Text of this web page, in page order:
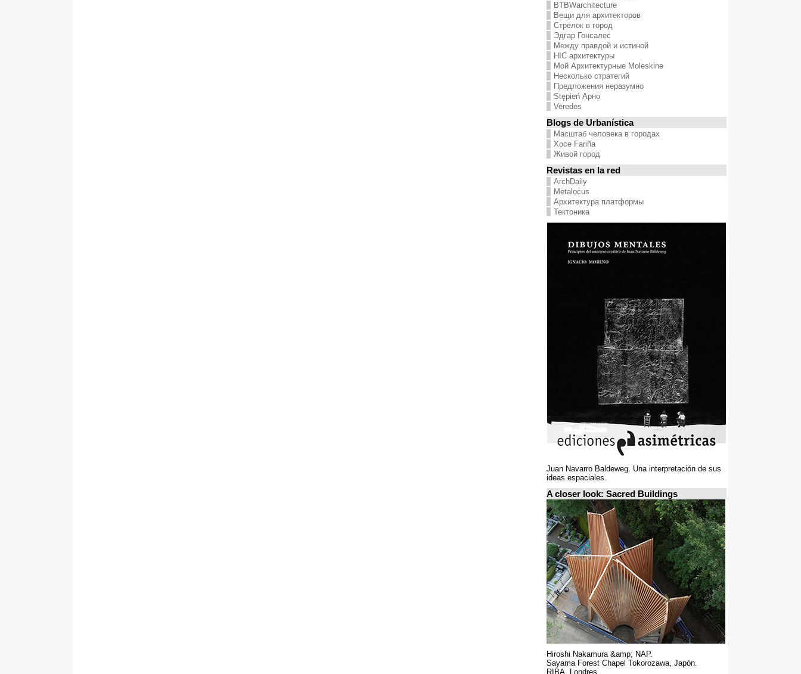
BTBWarchitecture
Вещи для архитекторов
Стрелок в город
Эдгар Гонсалес
Между правдой и истиной
HIC архитектуры
Мой Архитектурные Moleskine
Несколько стратегий
Предложения неразумно
Stępień Арно
Veredes
Blogs de Urbanística
Масштаб человека в городах
Хосе Fariña
Живой город
Revistas en la red
ArchDaily
Metalocus
Архитектура платформы
Тектоника
Juan Navarro Baldeweg. Una interpretación de sus
ideas espaciales.
A closer look: Sacred Buildings
Hiroshi Nakamura &amp; NAP.
Sayama Forest Chapel Tokorozawa, Japón.
RIBA, Londres.